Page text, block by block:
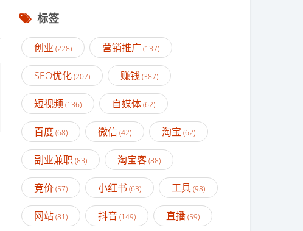
标签
创业 (228) 营销推广 (137)
SEO优化(207) 赚钱(387)
短视频(136) 自媒体(62)
百度(68) 微信(42) 淘宝 (62)
副业兼职 (83) 淘宝客(88)
竞价(57) 小红书 (63) 工具(98)
网站(81) 抖音(149) 直播(59)